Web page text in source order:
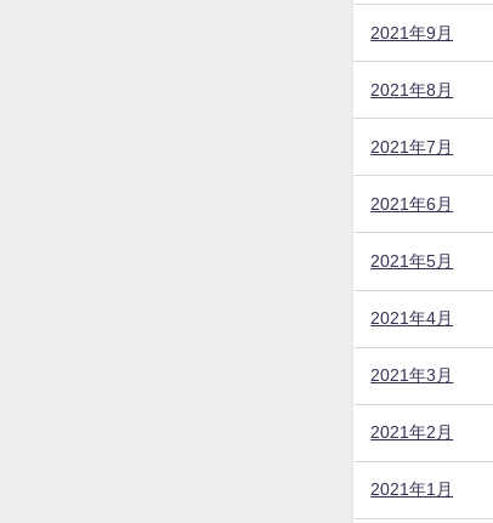
2021年9月
2021年8月
2021年7月
2021年6月
2021年5月
2021年4月
2021年3月
2021年2月
2021年1月